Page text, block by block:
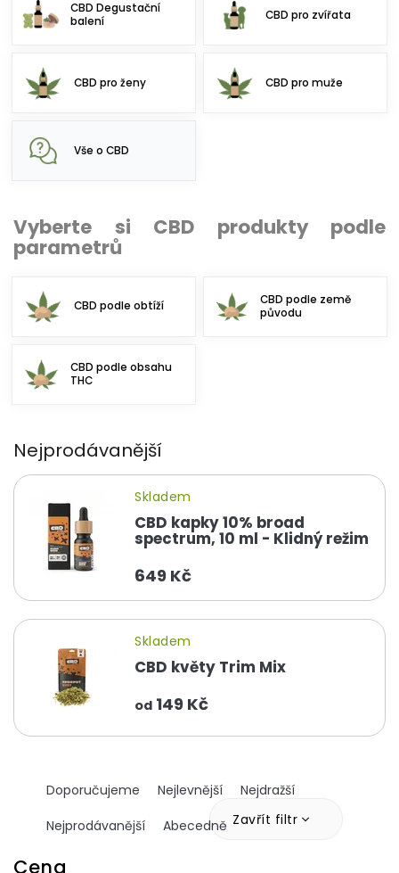
CBD Degustační
balení
CBD pro zvířata
CBD pro ženy CBD pro muže
Vše o CBD
Vyberte si CBD produkty podle
parametrů
CBD podle obtíží
CBD podle země
původu
CBD podle obsahu
THC
Nejprodávanější
CBD kapky 10% broad
spectrum, 10 ml - Klidný režim
Skladem
649 Kč
CBD květy Trim Mix
Skladem
od 149 Kč
Ř
a
n
Doporučujeme Nejlevnější
Nejdražší
Nejprodávanější
Abecedně Zavřít filtr
Cena